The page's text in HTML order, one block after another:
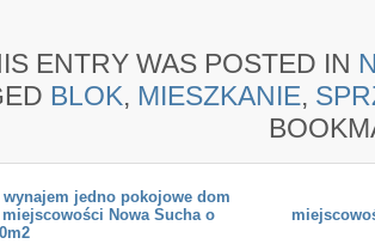
ENTRY WAS POSTED IN
BLOK, MIESZKANIE,
wynajem jedno pokojowe dom
Nowa Sucha o